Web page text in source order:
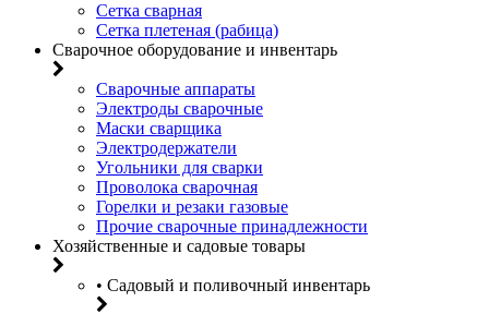
Сетка сварная
Сетка плетеная (рабица)
Сварочное оборудование и инвентарь
Сварочные аппараты
Электроды сварочные
Маски сварщика
Электродержатели
Угольники для сварки
Проволока сварочная
Горелки и резаки газовые
Прочие сварочные принадлежности
Хозяйственные и садовые товары
• Садовый и поливочный инвентарь